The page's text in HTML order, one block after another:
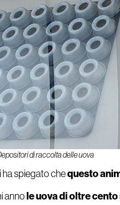
di raccolta delle uova
ha spiegato chequesto
annole uova di oltre